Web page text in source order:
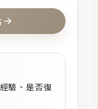
驗、是否復